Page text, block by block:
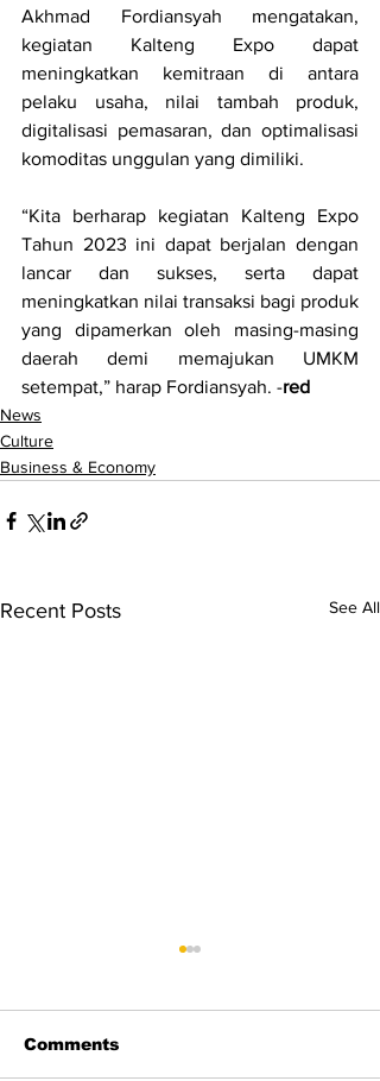
Akhmad Fordiansyah mengatakan,
kegiatan Kalteng Expo dapat
meningkatkan kemitraan di antara
pelaku usaha, nilai tambah produk,
digitalisasi pemasaran, dan optimalisasi
komoditas unggulan yang dimiliki.
“Kita berharap kegiatan Kalteng Expo
Tahun 2023 ini dapat berjalan dengan
lancar dan sukses, serta dapat
meningkatkan nilai transaksi bagi produk
yang dipamerkan oleh masing-masing
daerah demi memajukan UMKM
setempat,” harap Fordiansyah. -red
News
Culture
Business & Economy
Recent Posts See All
Comments